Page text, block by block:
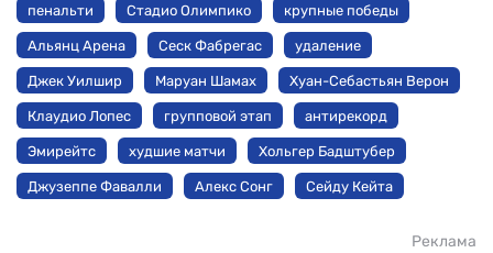
пенальти Стадио Олимпико крупные победы
Альянц Арена Сеск Фабрегас удаление
Джек Уилшир Маруан Шамах Хуан-Себастьян Верон
Клаудио Лопес групповой этап антирекорд
Эмирейтс худшие матчи Хольгер Бадштубер
Джузеппе Фавалли Алекс Сонг Сейду Кейта
Реклама